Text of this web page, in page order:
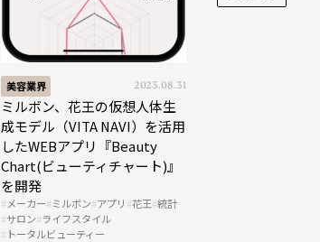
美容業界 2023.08.31
ミルボン、花王の仮想人体生
成モデル（VITA NAVI）を活用
したWEBアプリ『Beauty
Chart(ビューティチャート)』
を開発
メーカー ミルボン アプリ 花王 統計
サロン ライフスタイル
トータルビューティー